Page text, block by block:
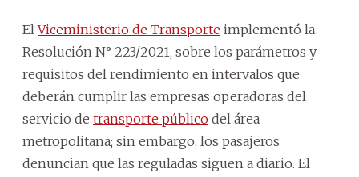
ElViceministerio de Transporte implementó la
Resolución N° 223/2021, sobre los parámetros y
requisitos del rendimiento en intervalos que
deberán cumplir las empresas operadoras del
servicio de transporte público del área
metropolitana; sin embargo, los pasajeros
denuncian que las reguladas siguen a diario. El